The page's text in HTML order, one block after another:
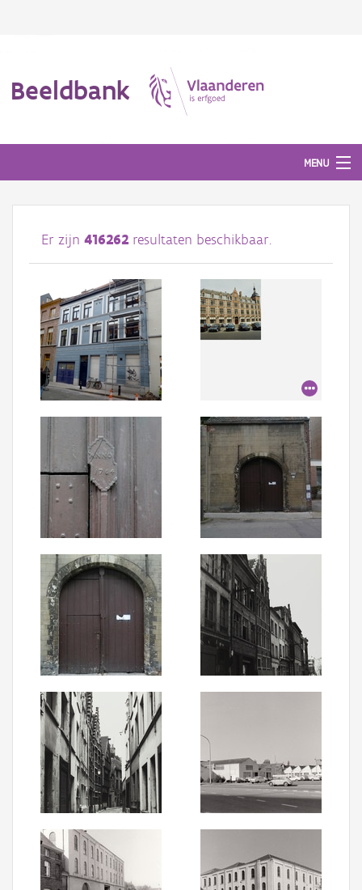
Beeldbank
MENU
Afbeeldingen
#BeeldIndeKijker
Hergebruik
Over ons
Aanmelden
Er zijn 416262 resultaten beschikbaar.